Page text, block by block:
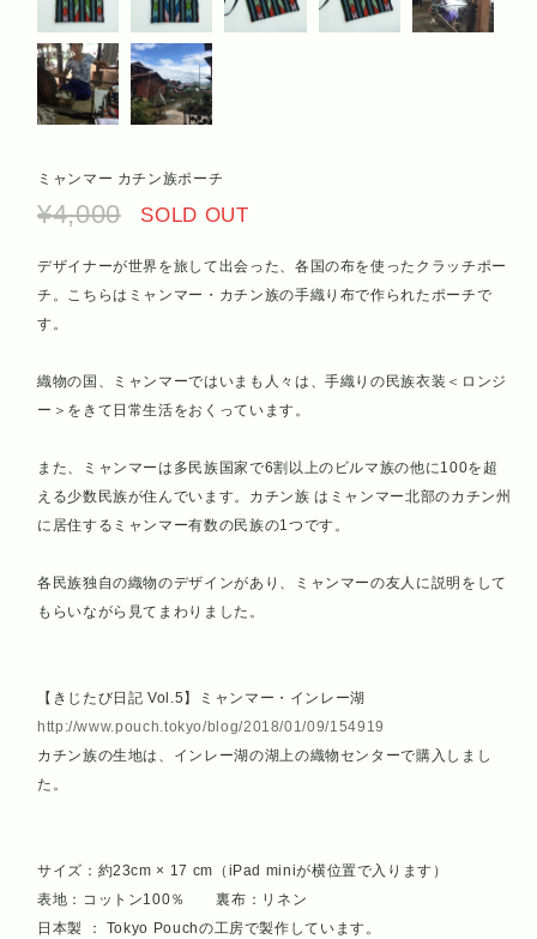
ミャンマー カチン族ポーチ
¥4,000 SOLD OUT
デザイナーが世界を旅して出会った、各国の布を使ったクラッチポー
チ。こちらはミャンマー・カチン族の手織り布で作られたポーチで
す。
織物の国、ミャンマーではいまも人々は、手織りの民族衣装＜ロンジ
ー＞をきて日常生活をおくっています。
また、ミャンマーは多民族国家で6割以上のビルマ族の他に100を超
える少数民族が住んでいます。カチン族 はミャンマー北部のカチン州
に居住するミャンマー有数の民族の1つです。
各民族独自の織物のデザインがあり、ミャンマーの友人に説明をして
もらいながら見てまわりました。
【きじたび日記 Vol.5】ミャンマー・インレー湖
http://www.pouch.tokyo/blog/2018/01/09/154919
カチン族の生地は、インレー湖の湖上の織物センターで購入しまし
た。
サイズ：約23cm × 17 cm（iPad miniが横位置で入ります）
表地：コットン100％ 裏布：リネン
日本製 ： Tokyo Pouchの工房で製作しています。